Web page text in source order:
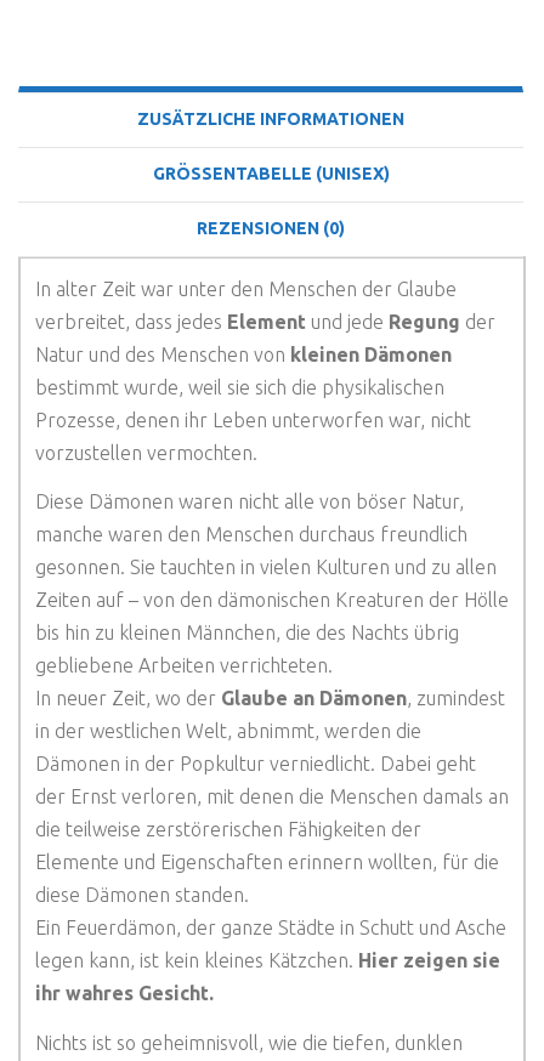
ZUSÄTZLICHE INFORMATIONEN
GRÖSSENTABELLE (UNISEX)
REZENSIONEN (0)
In alter Zeit war unter den Menschen der Glaube
verbreitet, dass jedes Element und jede Regung der
Natur und des Menschen von kleinen Dämonen
bestimmt wurde, weil sie sich die physikalischen
Prozesse, denen ihr Leben unterworfen war, nicht
vorzustellen vermochten.
Diese Dämonen waren nicht alle von böser Natur,
manche waren den Menschen durchaus freundlich
gesonnen. Sie tauchten in vielen Kulturen und zu allen
Zeiten auf – von den dämonischen Kreaturen der Hölle
bis hin zu kleinen Männchen, die des Nachts übrig
gebliebene Arbeiten verrichteten.
In neuer Zeit, wo der Glaube an Dämonen, zumindest
in der westlichen Welt, abnimmt, werden die
Dämonen in der Popkultur verniedlicht. Dabei geht
der Ernst verloren, mit denen die Menschen damals an
die teilweise zerstörerischen Fähigkeiten der
Elemente und Eigenschaften erinnern wollten, für die
diese Dämonen standen.
Ein Feuerdämon, der ganze Städte in Schutt und Asche
legen kann, ist kein kleines Kätzchen. Hier zeigen sie
ihr wahres Gesicht.
Nichts ist so geheimnisvoll, wie die tiefen, dunklen